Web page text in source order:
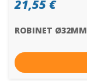
21,55 €
ROBINET Ø32MM